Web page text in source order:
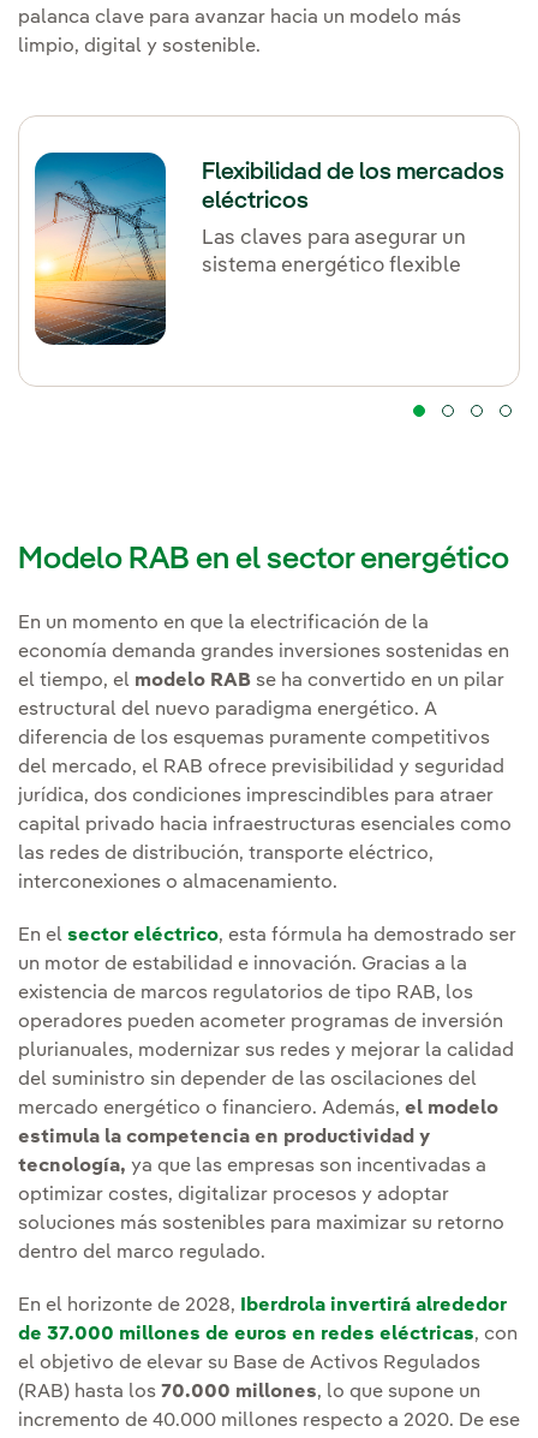
palanca clave para avanzar hacia un modelo más
limpio, digital y sostenible.
Flexibilidad de los mercados
eléctricos
Las claves para asegurar un
sistema energético flexible
Modelo RAB en el sector energético
En un momento en que la electrificación de la
economía demanda grandes inversiones sostenidas en
el tiempo, el modelo RAB se ha convertido en un pilar
estructural del nuevo paradigma energético. A
diferencia de los esquemas puramente competitivos
del mercado, el RAB ofrece previsibilidad y seguridad
jurídica, dos condiciones imprescindibles para atraer
capital privado hacia infraestructuras esenciales como
las redes de distribución, transporte eléctrico,
interconexiones o almacenamiento.
En el sector eléctrico, esta fórmula ha demostrado ser
un motor de estabilidad e innovación. Gracias a la
existencia de marcos regulatorios de tipo RAB, los
operadores pueden acometer programas de inversión
plurianuales, modernizar sus redes y mejorar la calidad
del suministro sin depender de las oscilaciones del
mercado energético o financiero. Además, el modelo
estimula la competencia en productividad y
tecnología, ya que las empresas son incentivadas a
optimizar costes, digitalizar procesos y adoptar
soluciones más sostenibles para maximizar su retorno
dentro del marco regulado.
En el horizonte de 2028,
Iberdrola invertirá alrededor
de 37.000 millones de euros en redes eléctricas, con
el objetivo de elevar su Base de Activos Regulados
(RAB) hasta los 70.000 millones, lo que supone un
incremento de 40.000 millones respecto a 2020. De ese